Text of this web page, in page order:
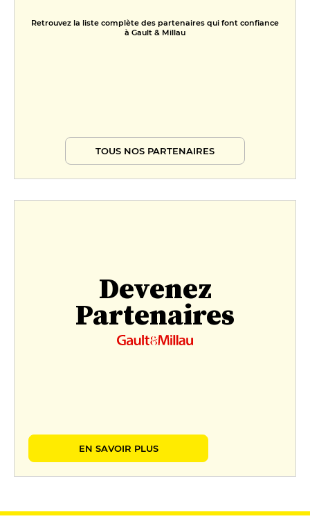
Retrouvez la liste complète des partenaires qui font confiance
à Gault & Millau
TOUS NOS PARTENAIRES
Devenez
Partenaires
EN SAVOIR PLUS